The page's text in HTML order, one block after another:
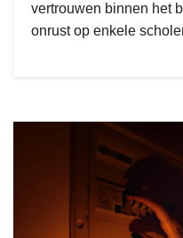
vertrouwen binnen het
onrust op enkele